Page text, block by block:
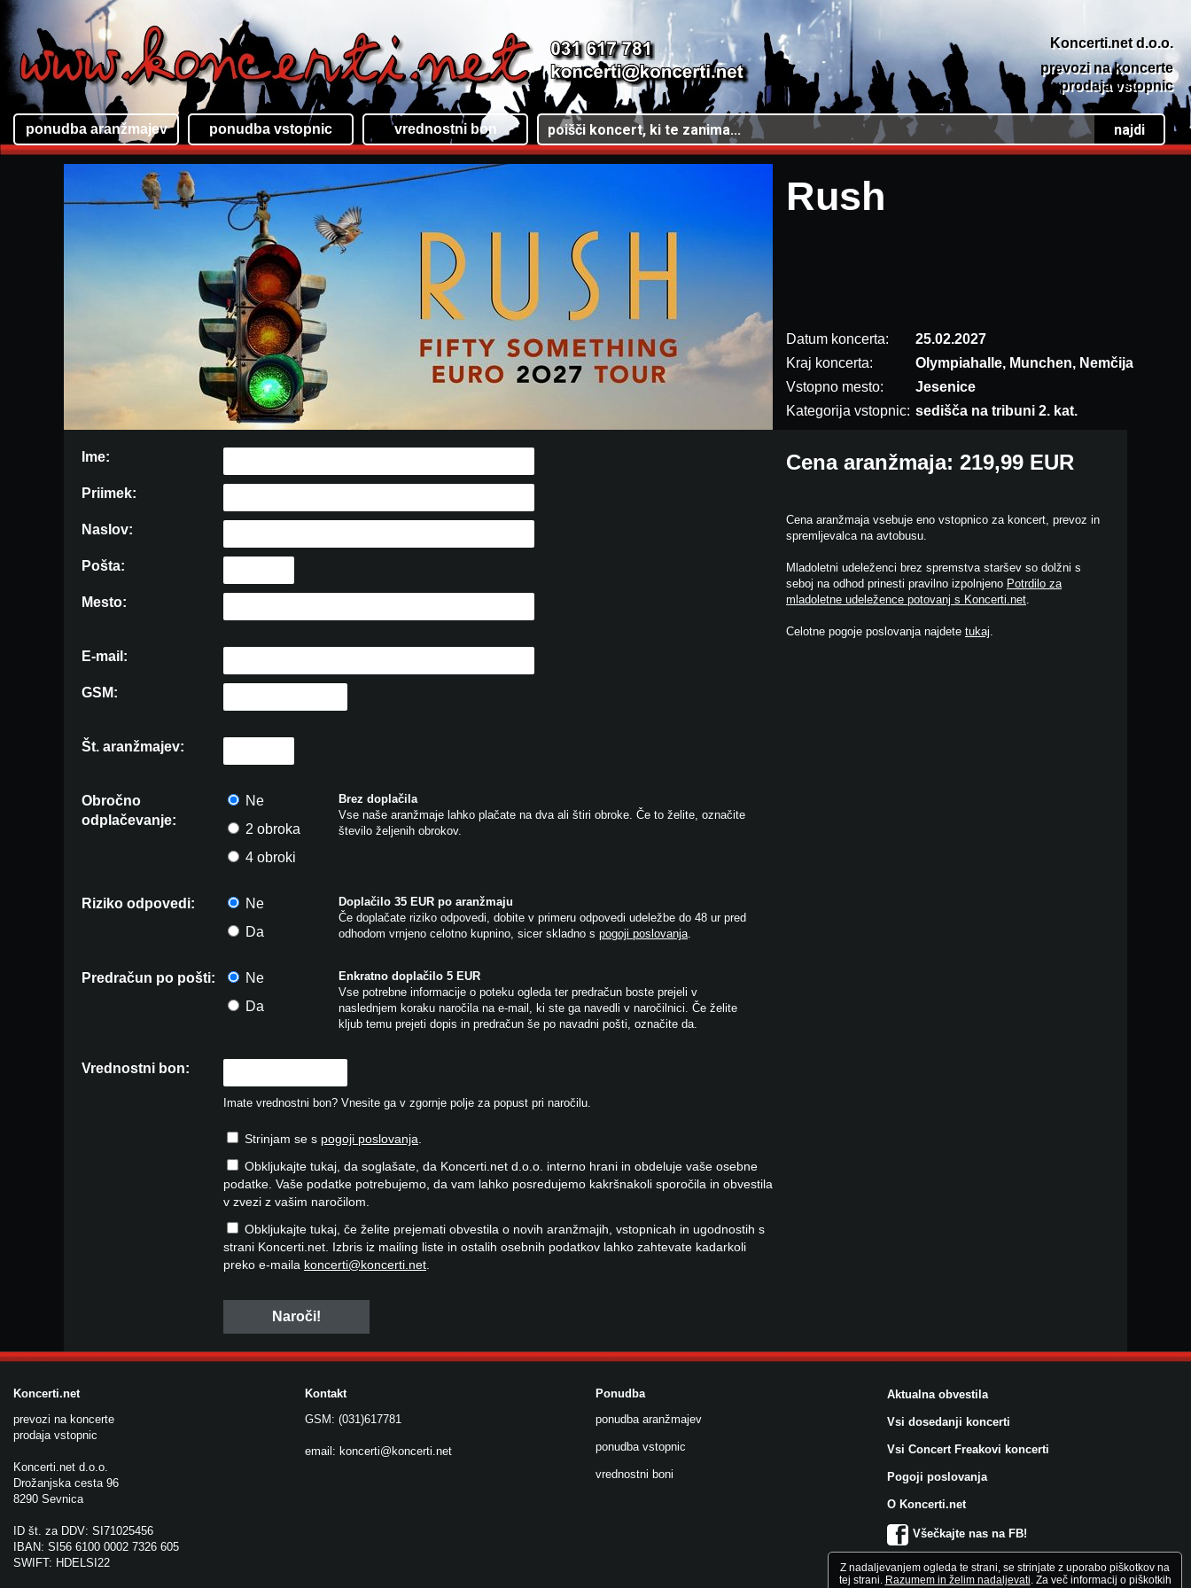
ponudba aranžmajev ponudba vstopnic vrednostni bon
Koncerti.net d.o.o.
prevozi na koncerte
prodaja vstopnic
Rush
Datum koncerta:
25.02.2027
Kraj koncerta:
Olympiahalle, Munchen, Nemčija
Vstopno mesto:
Jesenice
Kategorija vstopnic: sedišča na tribuni 2. kat.
Ime:
Priimek:
Naslov:
Pošta:
Mesto:
E-mail:
GSM:
Št. aranžmajev:
Obročno
odplačevanje:
Ne
2 obroka
4 obroki
Brez doplačila
Vse naše aranžmaje lahko plačate na dva ali štiri obroke. Če to želite, označite
število željenih obrokov.
Riziko odpovedi:
Ne
Da
Doplačilo 35 EUR po aranžmaju
Če doplačate riziko odpovedi, dobite v primeru odpovedi udeležbe do 48 ur pred
odhodom vrnjeno celotno kupnino, sicer skladno s pogoji poslovanja.
Predračun po pošti:
Ne
Da
Enkratno doplačilo 5 EUR
Vse potrebne informacije o poteku ogleda ter predračun boste prejeli v
naslednjem koraku naročila na e-mail, ki ste ga navedli v naročilnici. Če želite
kljub temu prejeti dopis in predračun še po navadni pošti, označite da.
Vrednostni bon:
Imate vrednostni bon? Vnesite ga v zgornje polje za popust pri naročilu.
Strinjam se s pogoji poslovanja
Obkljukajte tukaj, da soglašate, da Koncerti.net d.o.o. interno hrani in obdeluje vaše osebne
podatke. Vaše podatke potrebujemo, da vam lahko posredujemo kakršnakoli sporočila in obvestila
v zvezi z vašim naročilom.
Obkljukajte tukaj, če želite prejemati obvestila o novih aranžmajih, vstopnicah in ugodnostih s
strani Koncerti.net. Izbris iz mailing liste in ostalih osebnih podatkov lahko zahtevate kadarkoli
preko e-maila koncerti@koncerti.net
Cena aranžmaja: 219,99 EUR
Cena aranžmaja vsebuje eno vstopnico za koncert, prevoz in
spremljevalca na avtobusu.
Mladoletni udeleženci brez spremstva staršev so dolžni s
seboj na odhod prinesti pravilno izpolnjeno Potrdilo za
mladoletne udeležence potovanj s Koncerti.net.
Celotne pogoje poslovanja najdete tukaj.
Koncerti.net
prevozi na koncerte
prodaja vstopnic
Koncerti.net d.o.o.
Drožanjska cesta 96
8290 Sevnica
ID št. za DDV: SI71025456
IBAN: SI56 6100 0002 7326 605
SWIFT: HDELSI22
Kontakt
GSM: (031)617781
email: koncerti@koncerti.net
Ponudba
ponudba aranžmajev
ponudba vstopnic
vrednostni boni
Aktualna obvestila
Vsi dosedanji koncerti
Vsi Concert Freakovi koncerti
Pogoji poslovanja
O Koncerti.net
Všečkajte nas na FB!
Z nadaljevanjem ogleda te strani, se strinjate z uporabo piškotkov na
tej strani. Razumem in želim nadaljevati. Za več informacij o piškotkih